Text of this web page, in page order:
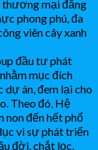
thương mại đẳng
phong phú, đa
viên cây xanh
đầu tư phát
mục đích
dự án, đem lại cho
Theo đó, Hệ
non đến hết phổ
vì sự phát triển
đời, chắt lọc,